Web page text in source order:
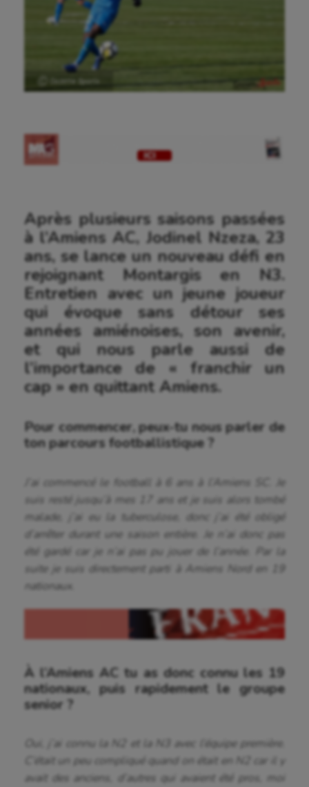
Après plusieurs saisons passées
à l’Amiens AC, Jodinel Nzeza, 23
ans, se lance un nouveau défi en
rejoignant Montargis en N3.
Entretien avec un jeune joueur
qui évoque sans détour ses
années amiénoises, son avenir,
et qui nous parle aussi de
l’importance de « franchir un
cap » en quittant Amiens.
Pour commencer, peux-tu nous parler de
ton parcours footballistique ?
J’ai commencé le football à 6 ans à l’Amiens SC. Je
suis resté jusqu’à mes 17 ans et je suis alors tombé
malade, j’ai eu la tuberculose, donc j’ai été obligé
d’arrêter durant une saison entière. Je n’ai donc pas
été gardé car je n’ai pas pu jouer de l’année. Par la
suite je suis directement parti à Amiens Nord en 19
nationaux.
À l’Amiens AC tu as donc connu les 19
nationaux, puis rapidement le groupe
senior ?
Oui, j’ai connu la N2 et la N3 avec l’équipe première.
C’était un peu compliqué quand on était en N2 car il y
avait des anciens, d’autres qui avaient été pros, moi